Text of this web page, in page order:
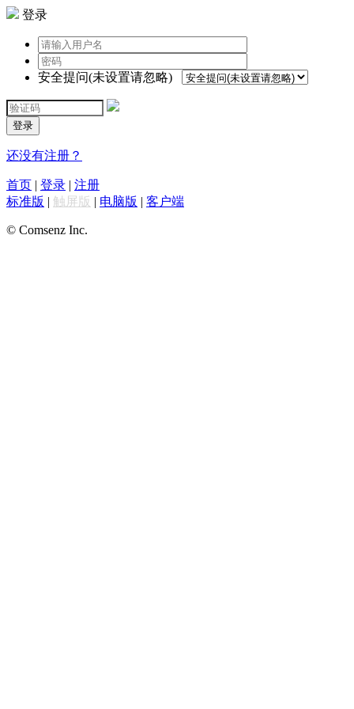
登录
安全提问(未设置请忽略)
登录
还没有注册？
首页 | 登录 | 注册
标准版 | 触屏版 | 电脑版 | 客户端
© Comsenz Inc.